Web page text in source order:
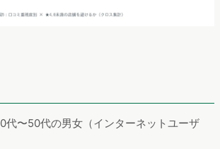
代〜50代の男女（インターネットユーザ